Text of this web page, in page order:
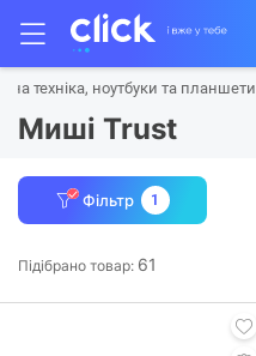
техніка, ноутбуки та планшети
Миші Trust
Фільтр 1
Підібрано товар: 61